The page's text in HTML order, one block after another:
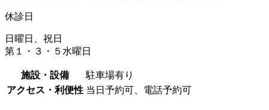
休診日
日曜日、祝日
第１・３・５水曜日
施設・設備
駐車場有り
アクセス・利便性 当日予約可、電話予約可